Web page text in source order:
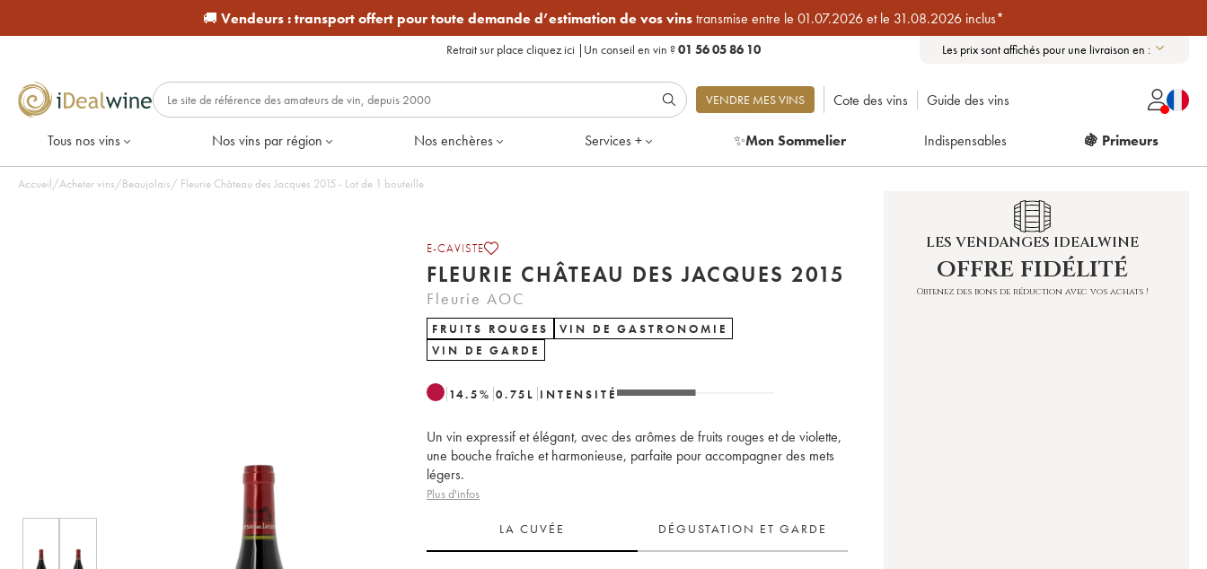
🚚 Vendeurs :transport offert pour toute demande d’estimation de vos vinstransmise entre le 01.07.2026 et le 31.08.2026 inclus*
Retrait sur place cliquez ici | Un conseil en vin ?01 56 05 86 10 Les prix sont affichés pour une livraison en :
VENDRE MES VINS Cote des vins Guide des vins
Tous nos vins Nos vins par région Nos enchères Services + ✨Mon Sommelier Indispensables 🍇 Primeurs
Accueil/Acheter vins/Beaujolais/ Fleurie Château des Jacques 2015 - Lot de 1 bouteille
E-CAVISTE
FLEURIE CHÂTEAU DES JACQUES 2015
Fleurie AOC
FRUITS ROUGES
VIN DE GASTRONOMIE
VIN DE GARDE
14.5% 0.75 L INTENSITÉ
Un vin expressif et élégant, avec des arômes de fruits rouges et de violette,
une bouche fraîche et harmonieuse, parfaite pour accompagner des mets
légers.
Plus d'infos
LA CUVÉE DÉGUSTATION ET GARDE
LES VENDANGES IDEALWINE
offre fidélité
Obtenez des bons de réduction avec vos achats !